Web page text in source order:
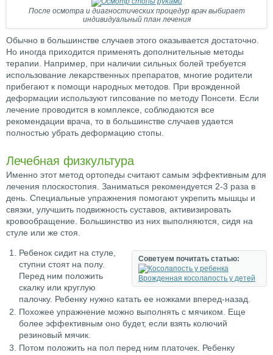
После осмотра и диагностических процедур врач выбирает
индивидуальный план лечения
Обычно в большинстве случаев этого оказывается достаточно.
Но иногда приходится применять дополнительные методы
терапии. Например, при наличии сильных болей требуется
использование лекарственных препаратов, многие родители
прибегают к помощи народных методов. При врожденной
деформации используют гипсование по методу Понсети. Если
лечение проводится в комплексе, соблюдаются все
рекомендации врача, то в большинстве случаев удается
полностью убрать деформацию стопы.
Лечебная физкультура
Именно этот метод ортопеды считают самым эффективным для
лечения плоскостопия. Заниматься рекомендуется 2-3 раза в
день. Специальные упражнения помогают укрепить мышцы и
связки, улучшить подвижность суставов, активизировать
кровообращение. Большинство из них выполняются, сидя на
стуле или же стоя.
Советуем почитать статью:
Врожденная косолапость у детей
Ребенок сидит на стуле,
ступни стоят на полу.
Перед ним положить
скалку или круглую
палочку. Ребенку нужно катать ее ножками вперед-назад.
Похожее упражнение можно выполнять с мячиком. Еще
более эффективным оно будет, если взять колючий
резиновый мячик.
Потом положить на пол перед ним платочек. Ребенку